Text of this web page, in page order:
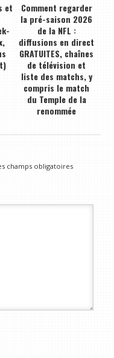
et
Comment regarder
la pré-saison 2026
de la NFL :
diffusions en direct
GRATUITES, chaînes
de télévision et
liste des matchs, y
compris le match
du Temple de la
renommée
champs obligatoires